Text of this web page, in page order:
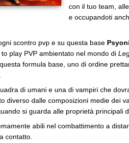
con il tuo team,
e occupandoti
scontro pvp e su questa base
to play PVP ambientato nel mondo di
formula base, uno di ordine
di umani e una di vampiri che
diverso dalle composizioni medie dei
si guarda alle proprietà principali
abili nel combattimento a
contatto.